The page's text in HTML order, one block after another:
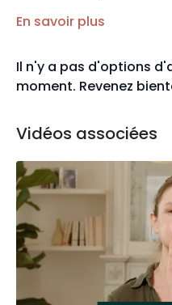
En savoir plus
Il n'y a pas d'options
moment. Revenez
Vidéos associées